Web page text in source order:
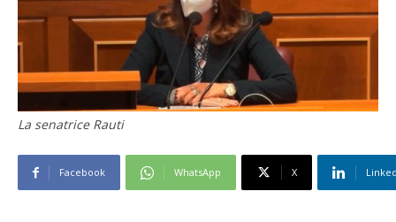
La senatrice Rauti
Facebook WhatsApp X